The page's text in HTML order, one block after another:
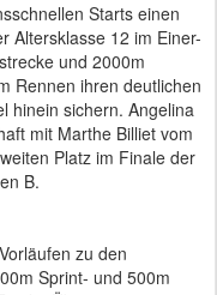
Starts einen
Altersklasse 12 im Einer-
und 2000m
Rennen ihren deutlichen
hinein sichern. Angelina
mit Marthe Billiet vom
Platz im Finale der
B.
zu den
Sprint- und 500m